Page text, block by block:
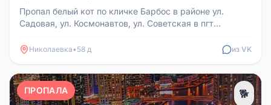
Пропал белый кот по кличке Барбос в районе ул.
Садовая, ул. Космонавтов, ул. Советская в пгт
Николаевка• 58 д из VK
ПРОПАЛА 🐕